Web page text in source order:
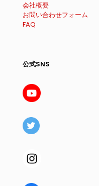
会社概要
お問い合わせフォーム
FAQ
公式SNS